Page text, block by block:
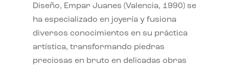
Diseño, Empar Juanes (Valencia, 1990) se
ha especializado en joyería y fusiona
diversos conocimientos en su práctica
artística, transformando piedras
preciosas en bruto en delicadas obras